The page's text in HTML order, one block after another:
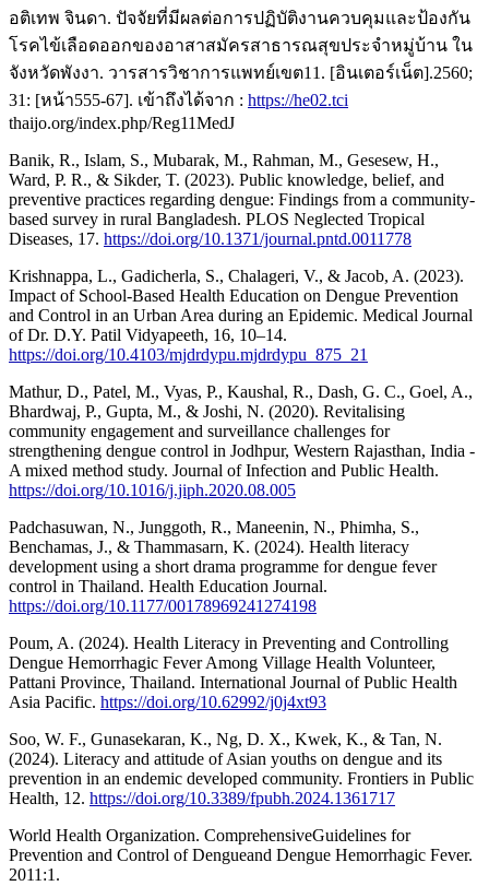
อติเทพ จินดา. ปัจจัยที่มีผลต่อการปฏิบัติงานควบคุมและป้องกัน
โรคไข้เลือดออกของอาสาสมัครสาธารณสุขประจำหมู่บ้าน ใน
จังหวัดพังงา. วารสารวิชาการแพทย์เขต11. [อินเตอร์เน็ต].2560;
31: [หน้า555-67]. เข้าถึงได้จาก : https://he02.tci
thaijo.org/index.php/Reg11MedJ
Banik, R., Islam, S., Mubarak, M., Rahman, M., Gesesew, H.,
Ward, P. R., & Sikder, T. (2023). Public knowledge, belief, and
preventive practices regarding dengue: Findings from a community-
based survey in rural Bangladesh. PLOS Neglected Tropical
Diseases, 17. https://doi.org/10.1371/journal.pntd.0011778
Krishnappa, L., Gadicherla, S., Chalageri, V., & Jacob, A. (2023).
Impact of School-Based Health Education on Dengue Prevention
and Control in an Urban Area during an Epidemic. Medical Journal
of Dr. D.Y. Patil Vidyapeeth, 16, 10–14.
https://doi.org/10.4103/mjdrdypu.mjdrdypu_875_21
Mathur, D., Patel, M., Vyas, P., Kaushal, R., Dash, G. C., Goel, A.,
Bhardwaj, P., Gupta, M., & Joshi, N. (2020). Revitalising
community engagement and surveillance challenges for
strengthening dengue control in Jodhpur, Western Rajasthan, India -
A mixed method study. Journal of Infection and Public Health.
https://doi.org/10.1016/j.jiph.2020.08.005
Padchasuwan, N., Junggoth, R., Maneenin, N., Phimha, S.,
Benchamas, J., & Thammasarn, K. (2024). Health literacy
development using a short drama programme for dengue fever
control in Thailand. Health Education Journal.
https://doi.org/10.1177/00178969241274198
Poum, A. (2024). Health Literacy in Preventing and Controlling
Dengue Hemorrhagic Fever Among Village Health Volunteer,
Pattani Province, Thailand. International Journal of Public Health
Asia Pacific. https://doi.org/10.62992/j0j4xt93
Soo, W. F., Gunasekaran, K., Ng, D. X., Kwek, K., & Tan, N.
(2024). Literacy and attitude of Asian youths on dengue and its
prevention in an endemic developed community. Frontiers in Public
Health, 12. https://doi.org/10.3389/fpubh.2024.1361717
World Health Organization. ComprehensiveGuidelines for
Prevention and Control of Dengueand Dengue Hemorrhagic Fever.
2011:1.